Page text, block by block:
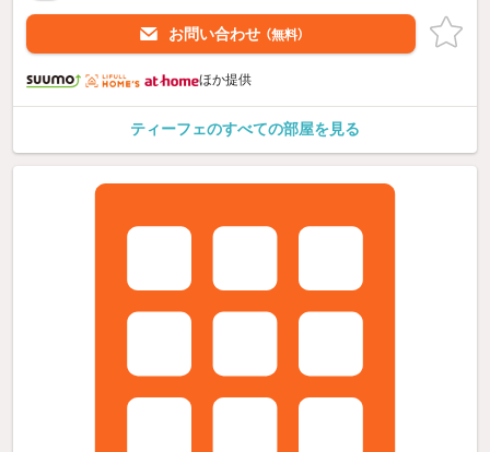
お問い合わせ （無料）
ほか提供
ティーフェのすべての部屋を見る